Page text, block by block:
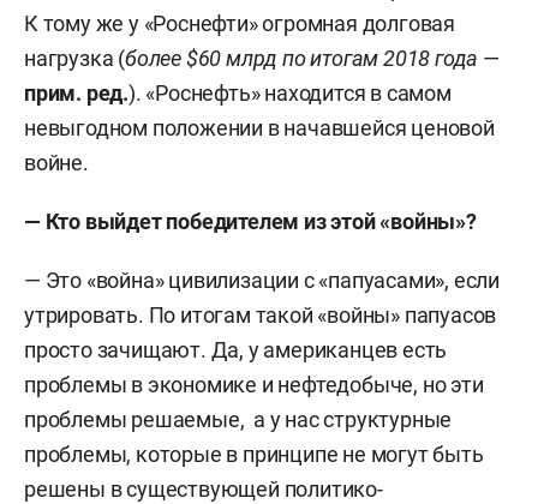
К тому же у «Роснефти» огромная долговая
нагрузка (более $60 млрд по итогам 2018 года —
прим. ред.). «Роснефть» находится в самом
невыгодном положении в начавшейся ценовой
войне.
— Кто выйдет победителем из этой «войны»?
— Это «война» цивилизации с «папуасами», если
утрировать. По итогам такой «войны» папуасов
просто зачищают. Да, у американцев есть
проблемы в экономике и нефтедобыче, но эти
проблемы решаемые, а у нас структурные
проблемы, которые в принципе не могут быть
решены в существующей политико-